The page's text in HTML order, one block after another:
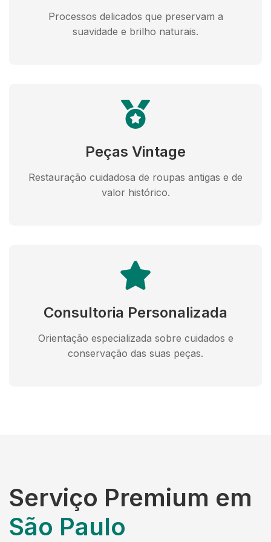
Processos delicados que preservam a
suavidade e brilho naturais.
Peças Vintage
Restauração cuidadosa de roupas antigas e de
valor histórico.
Consultoria Personalizada
Orientação especializada sobre cuidados e
conservação das suas peças.
Serviço Premium em
São Paulo